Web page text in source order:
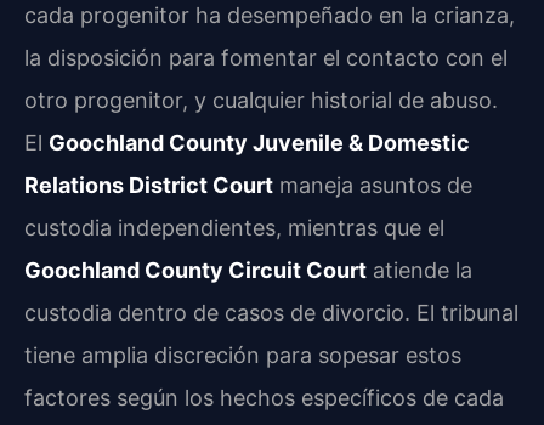
cada progenitor ha desempeñado en la crianza,
la disposición para fomentar el contacto con el
otro progenitor, y cualquier historial de abuso.
El Goochland County Juvenile & Domestic
Relations District Court maneja asuntos de
custodia independientes, mientras que el
Goochland County Circuit Court atiende la
custodia dentro de casos de divorcio. El tribunal
tiene amplia discreción para sopesar estos
factores según los hechos específicos de cada